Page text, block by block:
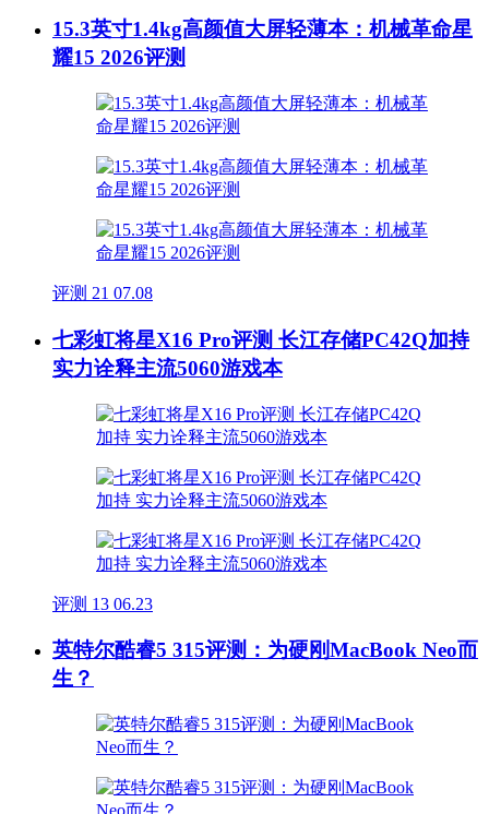
15.3英寸1.4kg高颜值大屏轻薄本：机械革命星
耀15 2026评测
评测 21 07.08
七彩虹将星X16 Pro评测 长江存储PC42Q加持
实力诠释主流5060游戏本
评测 13 06.23
英特尔酷睿5 315评测：为硬刚MacBook Neo而
生？